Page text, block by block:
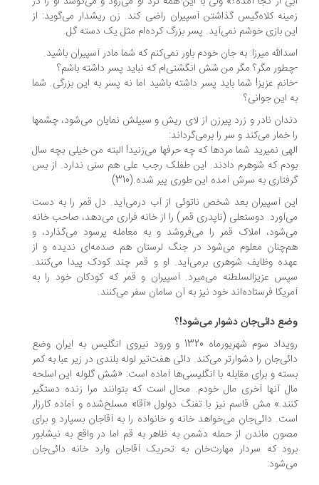
کلاه‌گیس گذاشتن آسپیران راضی کند. زن ریشدار می‌گوید: از
بازی‌ خوشم‌ نمی‌آید. پسر بزرگ کرده‌ام مثل یک دسته گل.
میرزا: به جان خودم باور نمی‌کنم که ‌‌شما‌ مادر آسپیران باشید.
مگر؟ مگر من شش انگشتی‌ام که نباید پسر داشته باشم؟
عزیز‌! شما‌ باید‌ پسر داشته باشید اما نه پسر به این بزرگی. شما
این جوانی؟
نادر و زرد‌ پیرزن از لای ریش و سبیلش نمایان می‌شود، چشمها
خمار می‌کند و سر را‌ برمی‌گرداند:
نمیرید شما‌ مردها‌ که چه حرفها می‌زنید! البته من خیلی بچه سال
که شوهرم دادند. این طفلک رجب علی هم سنی ندارد. از بس
به سرش آمده این طوری پیر شده.(310‌)
آسپیران بعد شخص ناتوئی از آب درمی‌آید. دل قمر را به دست
دوستعلی (ناپدری قمر) را از خانه فراری می‌دهد، صاحب خانه
املاک قمر را می‌فروشد و به معامله‌ پرسود‌ می‌گذارد، و
معلوم می‌شود در جنگ لرستان هم صدمه‌ای ندیده و از
وظایف شوهری برمی‌آید. او و قمر چند کودک پیدا می‌کنند.
عزیزالسلطنه می‌میرد. آسپیران و قمر که کودکان خود‌ را‌ به
فرستاده‌اند خود نیز به آن سامان سفر می‌کنند.
دائی‌جان دشوار می‌شود!؟
رویداد سوم شهریورماه 1320 و ورود نیروی انگلیس به ایران وضع
را دشوارتر می‌کند. دائی‌ هفت‌تیر‌ لوله بلندی در زیر عبا به کمر
و برای مقابله با انگلیسی‌ها آماده است: «شش گلوله این اسلحه
آنها آخری مال خودم. محال است که بتوانند مرا زنده‌ دستگیر‌
مش قاسم نیز با تفنگ دولول‌ «آقا‌» مسلح‌شده‌ و آماده کارزار
دائی‌جان می‌خواهد خانه و خانواده را به آقاجان بسپارد و برای
ماندن از حمله دشمن به ظاهر به قم‌ اما‌ در‌ واقع به نیشابور
که سردار مهارت‌خان به‌ تحریک‌ آقاجان وارد خانه دائی‌جان